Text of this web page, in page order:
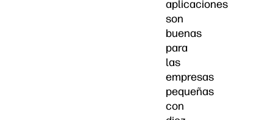
aplicaciones
son
buenas
para
las
empresas
pequeñas
con